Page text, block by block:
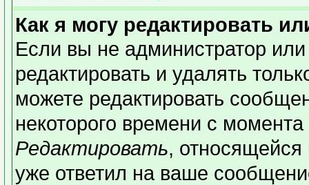
Как я могу редактировать
Если вы не администратор
редактировать и удалять
можете редактировать
некоторого времени с
Редактировать,
уже ответил на ваше